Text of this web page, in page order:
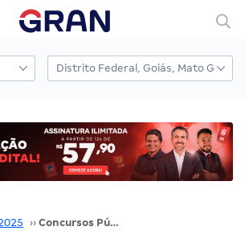
›› Concursos Públicos: destaques do dia 24 de fevereiro de 2025!